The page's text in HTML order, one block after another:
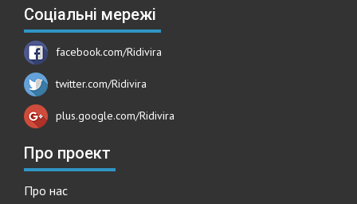
Соціальні мережі
facebook.com/Ridivira
twitter.com/Ridivira
plus.google.com/Ridivira
Про проект
Про нас